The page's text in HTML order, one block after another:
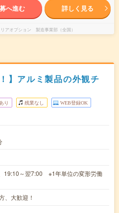
へ進む 詳しく見る
アオプション 製造事業部（全国）
】アルミ製品の外観チ
り 残業なし WEB登録OK
19:10～翌7:00 ※1年単位の変形労働
、大歓迎！